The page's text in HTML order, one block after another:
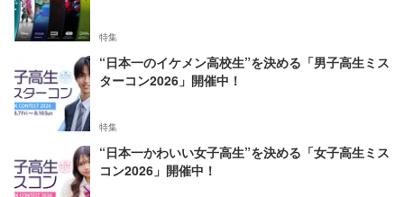
特集
“日本一のイケメン高校生”を決める「男子高生ミス
ターコン2026」開催中！
特集
“日本一かわいい女子高生”を決める「女子高生ミス
コン2026」開催中！